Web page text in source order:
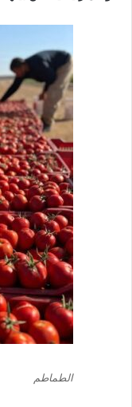
الطماطم